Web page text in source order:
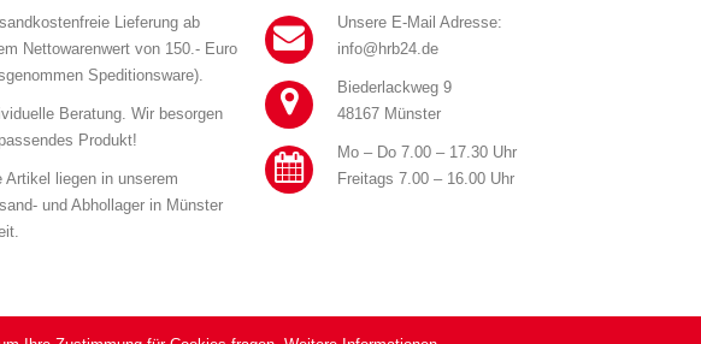
Lieferung ab
Nettowarenwert von 150.- Euro
Speditionsware).
Beratung. Wir besorgen
Produkt!
Artikel liegen in unserem
und Abhollager in Münster
Unsere E-Mail Adresse:
info@hrb24.de
Biederlackweg 9
48167 Münster
Mo – Do 7.00 – 17.30 Uhr
Freitags 7.00 – 16.00 Uhr